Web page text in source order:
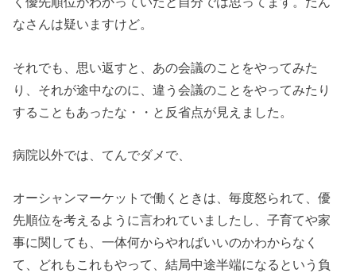
なさんは疑いますけど。
それでも、思い返すと、あの会議のことをやってみた
り、それが途中なのに、違う会議のことをやってみたり
することもあったな・・と反省点が見えました。
病院以外では、てんでダメで、
オーシャンマーケットで働くときは、毎度怒られて、優
先順位を考えるように言われていましたし、子育てや家
事に関しても、一体何からやればいいのかわからなく
て、どれもこれもやって、結局中途半端になるという負